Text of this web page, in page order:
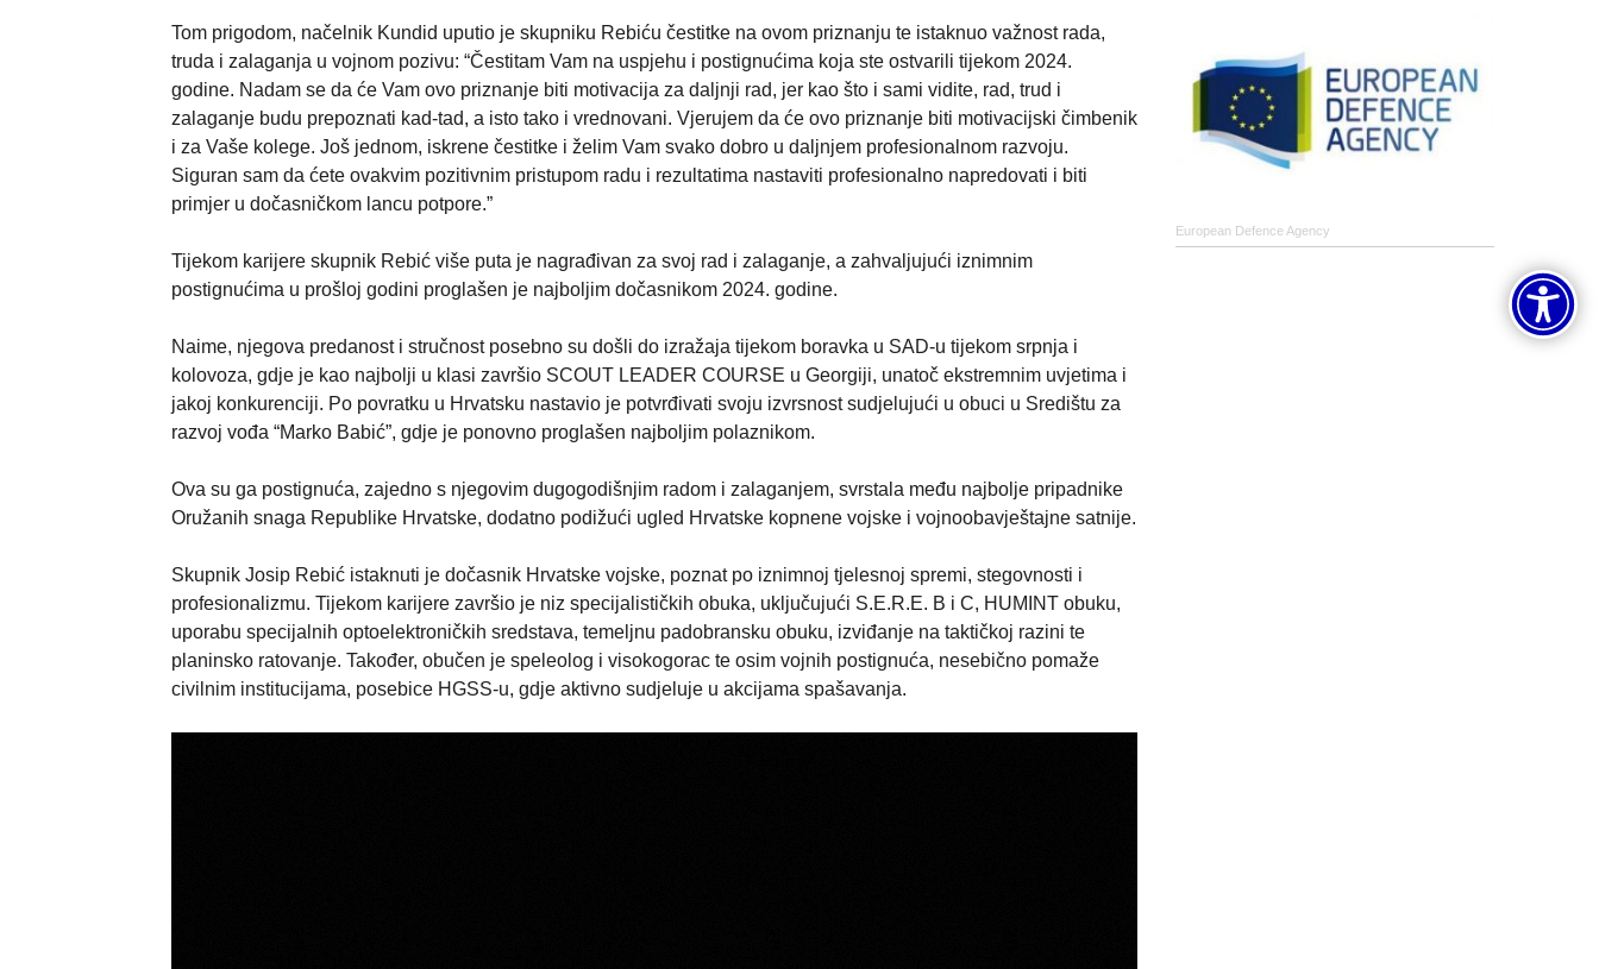
Tom prigodom, načelnik Kundid uputio je skupniku Rebiću čestitke na ovom priznanju te istaknuo važnost rada,
truda i zalaganja u vojnom pozivu: “Čestitam Vam na uspjehu i postignućima koja ste ostvarili tijekom 2024.
godine. Nadam se da će Vam ovo priznanje biti motivacija za daljnji rad, jer kao što i sami vidite, rad, trud i
zalaganje budu prepoznati kad-tad, a isto tako i vrednovani. Vjerujem da će ovo priznanje biti motivacijski čimbenik
i za Vaše kolege. Još jednom, iskrene čestitke i želim Vam svako dobro u daljnjem profesionalnom razvoju.
Siguran sam da ćete ovakvim pozitivnim pristupom radu i rezultatima nastaviti profesionalno napredovati i biti
primjer u dočasničkom lancu potpore.”
Tijekom karijere skupnik Rebić više puta je nagrađivan za svoj rad i zalaganje, a zahvaljujući iznimnim
postignućima u prošloj godini proglašen je najboljim dočasnikom 2024. godine.
Naime, njegova predanost i stručnost posebno su došli do izražaja tijekom boravka u SAD-u tijekom srpnja i
kolovoza, gdje je kao najbolji u klasi završio SCOUT LEADER COURSE u Georgiji, unatoč ekstremnim uvjetima i
jakoj konkurenciji. Po povratku u Hrvatsku nastavio je potvrđivati svoju izvrsnost sudjelujući u obuci u Središtu za
razvoj vođa “Marko Babić”, gdje je ponovno proglašen najboljim polaznikom.
Ova su ga postignuća, zajedno s njegovim dugogodišnjim radom i zalaganjem, svrstala među najbolje pripadnike
Oružanih snaga Republike Hrvatske, dodatno podižući ugled Hrvatske kopnene vojske i vojnoobavještajne satnije.
Skupnik Josip Rebić istaknuti je dočasnik Hrvatske vojske, poznat po iznimnoj tjelesnoj spremi, stegovnosti i
profesionalizmu. Tijekom karijere završio je niz specijalističkih obuka, uključujući S.E.R.E. B i C, HUMINT obuku,
uporabu specijalnih optoelektroničkih sredstava, temeljnu padobransku obuku, izviđanje na taktičkoj razini te
planinsko ratovanje. Također, obučen je speleolog i visokogorac te osim vojnih postignuća, nesebično pomaže
civilnim institucijama, posebice HGSS-u, gdje aktivno sudjeluje u akcijama spašavanja.
European Defence Agency